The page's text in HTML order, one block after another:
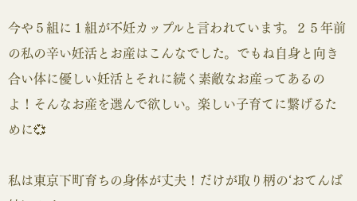
今や５組に１組が不妊カップルと言われています。２５年前
の私の辛い妊活とお産はこんなでした。でもね自身と向き
合い体に優しい妊活とそれに続く素敵なお産ってあるの
よ！そんなお産を選んで欲しい。楽しい子育てに繋げるた
めに💞
私は東京下町育ちの身体が丈夫！だけが取り柄の‘おてんば